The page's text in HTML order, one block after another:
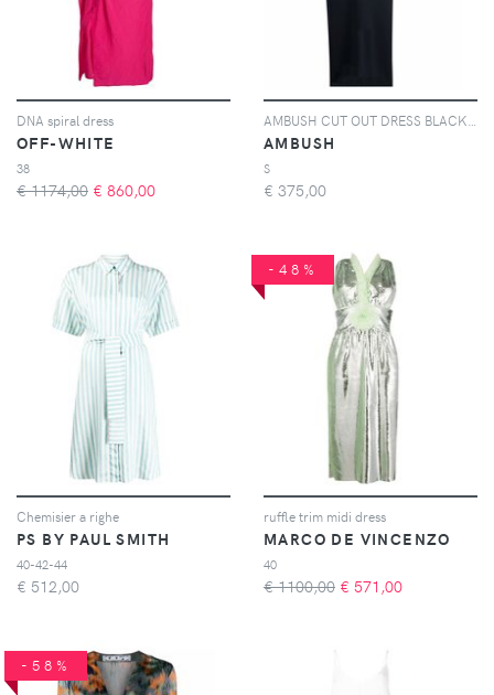
DNA spiral dress
OFF-WHITE
38
€ 1174,00 € 860,00
AMBUSH
S
€ 375,00
Chemisier a righe
PS BY PAUL SMITH
40-42-44
€ 512,00
-48%
ruffle trim midi dress
MARCO DE VINCENZO
40
€ 1100,00 € 571,00
-58%